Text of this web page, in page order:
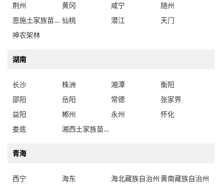
荆州
黄冈 咸宁
随州
恩施土家族苗族自治州 仙桃 潜江
天门
神农架林
湖南
长沙 株洲 湘潭
衡阳
邵阳
岳阳 常德
张家界
益阳
郴州 永州
怀化
娄底
湘西土家族苗族自治州
青海
西宁 海东 海北藏族自治州黄南藏族自治州